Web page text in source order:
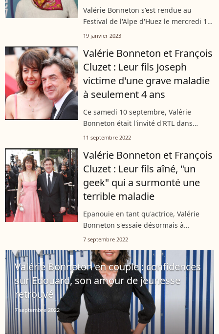
Valérie Bonneton s'est rendue au
Festival de l'Alpe d'Huez le mercredi 18
janvier 2023. L'hilarante comédienne
est justement présenté en compétition.
19 janvier 2023
Valérie Bonneton et François
Cluzet : Leur fils Joseph
victime d'une grave maladie
à seulement 4 ans
Ce samedi 10 septembre, Valérie
Bonneton était l'invité d'RTL dans
l'émission Le Journal Inattendu.
émotion sur le cancer de son fils aîné
Joseph...
11 septembre 2022
Valérie Bonneton et François
Cluzet : Leur fils aîné, "un
geek" qui a surmonté une
terrible maladie
Epanouie en tant qu'actrice, Valérie
Bonneton s'essaie désormais à
l'écriture. Mais s'il est un domaine où
de sa famille. En effet, elle...
7 septembre 2022
Valérie Bonneton en couple : confidences
sur Edouard, son amour de jeunesse
retrouvé
7 septembre 2022